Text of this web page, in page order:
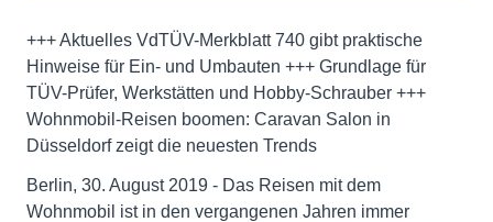
+++ Aktuelles VdTÜV-Merkblatt 740 gibt praktische
Hinweise für Ein- und Umbauten +++ Grundlage für
TÜV-Prüfer, Werkstätten und Hobby-Schrauber +++
Wohnmobil-Reisen boomen: Caravan Salon in
Düsseldorf zeigt die neuesten Trends
Berlin, 30. August 2019 - Das Reisen mit dem
Wohnmobil ist in den vergangenen Jahren immer